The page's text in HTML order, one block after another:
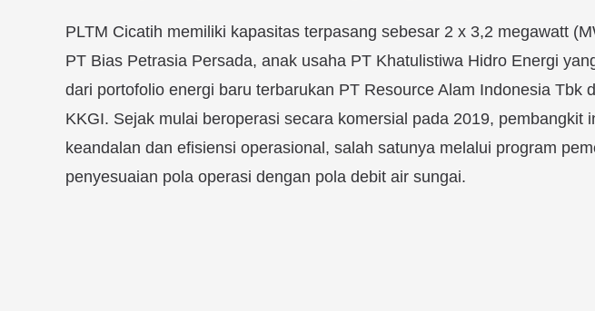
PLTM Cicatih memiliki kapasitas terpasang sebesar 2 x 3,2 megawatt
PT Bias Petrasia Persada, anak usaha PT Khatulistiwa Hidro Energi
dari portofolio energi baru terbarukan PT Resource Alam Indonesia Tbk
KKGI. Sejak mulai beroperasi secara komersial pada 2019, pembangkit
keandalan dan efisiensi operasional, salah satunya melalui program
penyesuaian pola operasi dengan pola debit air sungai.